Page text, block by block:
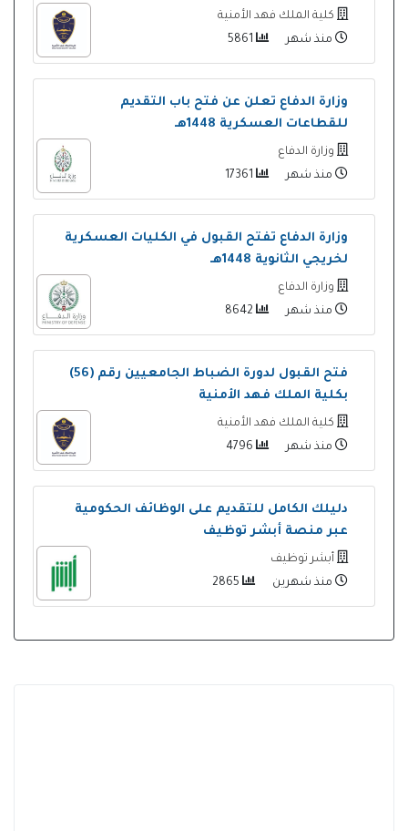
كلية الملك فهد الأمنية
منذ شهر
وزارة الدفاع تعلن عن فتح باب التقديم
للقطاعات العسكرية 1448هـ
وزارة الدفاع
منذ شهر
وزارة الدفاع تفتح القبول في الكليات العسكرية
لخريجي الثانوية 1448هـ
وزارة الدفاع
منذ شهر
فتح القبول لدورة الضباط الجامعيين رقم (56)
بكلية الملك فهد الأمنية
كلية الملك فهد الأمنية
منذ شهر
دليلك الكامل للتقديم على الوظائف الحكومية
عبر منصة أبشر توظيف
أبشر توظيف
منذ شهرين